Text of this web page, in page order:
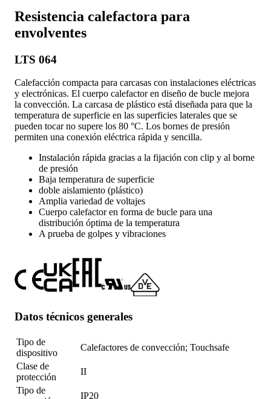
Resistencia calefactora para
envolventes
LTS 064
Calefacción compacta para carcasas con instalaciones eléctricas
y electrónicas. El cuerpo calefactor en diseño de bucle mejora
la convección. La carcasa de plástico está diseñada para que la
temperatura de superficie en las superficies laterales que se
pueden tocar no supere los 80 °C. Los bornes de presión
permiten una conexión eléctrica rápida y sencilla.
Instalación rápida gracias a la fijación con clip y al borne
de presión
Baja temperatura de superficie
doble aislamiento (plástico)
Amplia variedad de voltajes
Cuerpo calefactor en forma de bucle para una
distribución óptima de la temperatura
A prueba de golpes y vibraciones
Datos técnicos generales
Tipo de
dispositivo
Calefactores de convección; Touchsafe
Clase de
protección
II
Tipo de
IP20